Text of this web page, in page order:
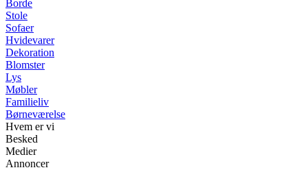
Borde
Stole
Sofaer
Hvidevarer
Dekoration
Blomster
Lys
Møbler
Familieliv
Børneværelse
Hvem er vi
Besked
Medier
Annoncer